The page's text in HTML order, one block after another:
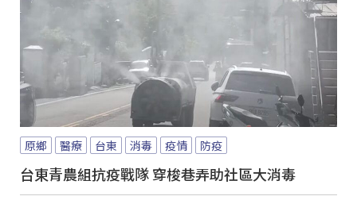
原鄉 醫療 台東 消毒 疫情 防疫
台東青農組抗疫戰隊 穿梭巷弄助社區大消毒